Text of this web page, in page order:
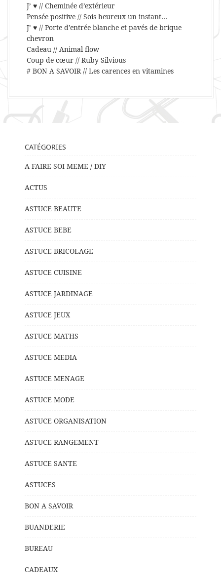
J’ ♥ // Cheminée d’extérieur
Pensée positive // Sois heureux un instant…
J’ ♥ // Porte d’entrée blanche et pavés de brique
chevron
Cadeau // Animal flow
Coup de cœur // Ruby Silvious
# BON A SAVOIR // Les carences en vitamines
CATÉGORIES
A FAIRE SOI MEME / DIY
ACTUS
ASTUCE BEAUTE
ASTUCE BEBE
ASTUCE BRICOLAGE
ASTUCE CUISINE
ASTUCE JARDINAGE
ASTUCE JEUX
ASTUCE MATHS
ASTUCE MEDIA
ASTUCE MENAGE
ASTUCE MODE
ASTUCE ORGANISATION
ASTUCE RANGEMENT
ASTUCE SANTE
ASTUCES
BON A SAVOIR
BUANDERIE
BUREAU
CADEAUX